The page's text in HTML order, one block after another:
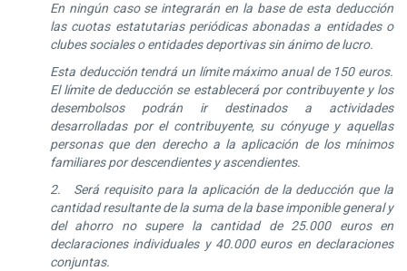
En ningún caso se integrarán en la base de esta deducción
las cuotas estatutarias periódicas abonadas a entidades o
clubes sociales o entidades deportivas sin ánimo de lucro.
Esta deducción tendrá un límite máximo anual de 150 euros.
El límite de deducción se establecerá por contribuyente y los
desembolsos podrán ir destinados a actividades
desarrolladas por el contribuyente, su cónyuge y aquellas
personas que den derecho a la aplicación de los mínimos
familiares por descendientes y ascendientes.
2. Será requisito para la aplicación de la deducción que la
cantidad resultante de la suma de la base imponible general y
del ahorro no supere la cantidad de 25.000 euros en
declaraciones individuales y 40.000 euros en declaraciones
conjuntas.